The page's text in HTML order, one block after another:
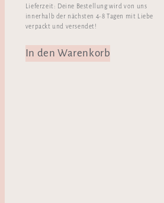
Lieferzeit: Deine Bestellung wird von uns
innerhalb der nächsten 4-8 Tagen mit Liebe
verpackt und versendet!
In den Warenkorb